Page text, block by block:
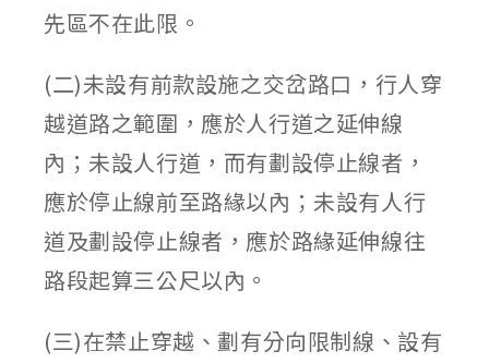
先區不在此限。
(二)未設有前款設施之交岔路口，行人穿
越道路之範圍，應於人行道之延伸線
內；未設人行道，而有劃設停止線者，
應於停止線前至路緣以內；未設有人行
道及劃設停止線者，應於路緣延伸線往
路段起算三公尺以內。
(三)在禁止穿越、劃有分向限制線、設有